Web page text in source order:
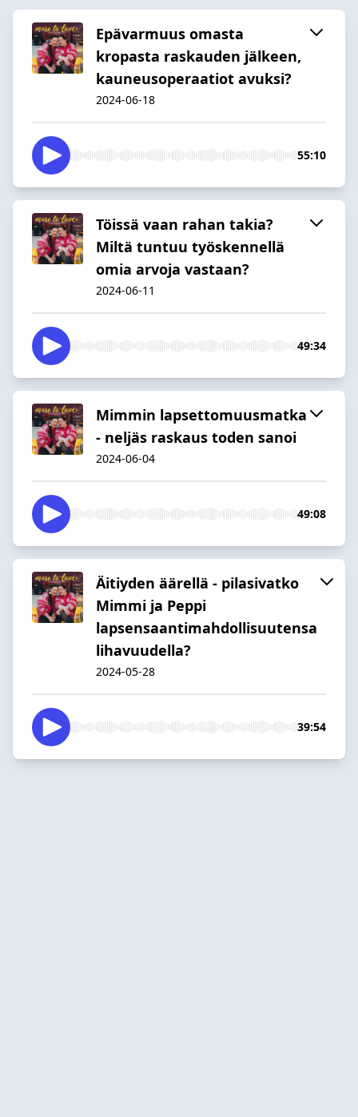
Epävarmuus omasta
kropasta raskauden jälkeen,
kauneusoperaatiot avuksi?
2024-06-18
55:10
Töissä vaan rahan takia?
Miltä tuntuu työskennellä
omia arvoja vastaan?
2024-06-11
49:34
Mimmin lapsettomuusmatka
- neljäs raskaus toden sanoi
2024-06-04
49:08
Äitiyden äärellä - pilasivatko
Mimmi ja Peppi
lapsensaantimahdollisuutensa
lihavuudella?
2024-05-28
39:54